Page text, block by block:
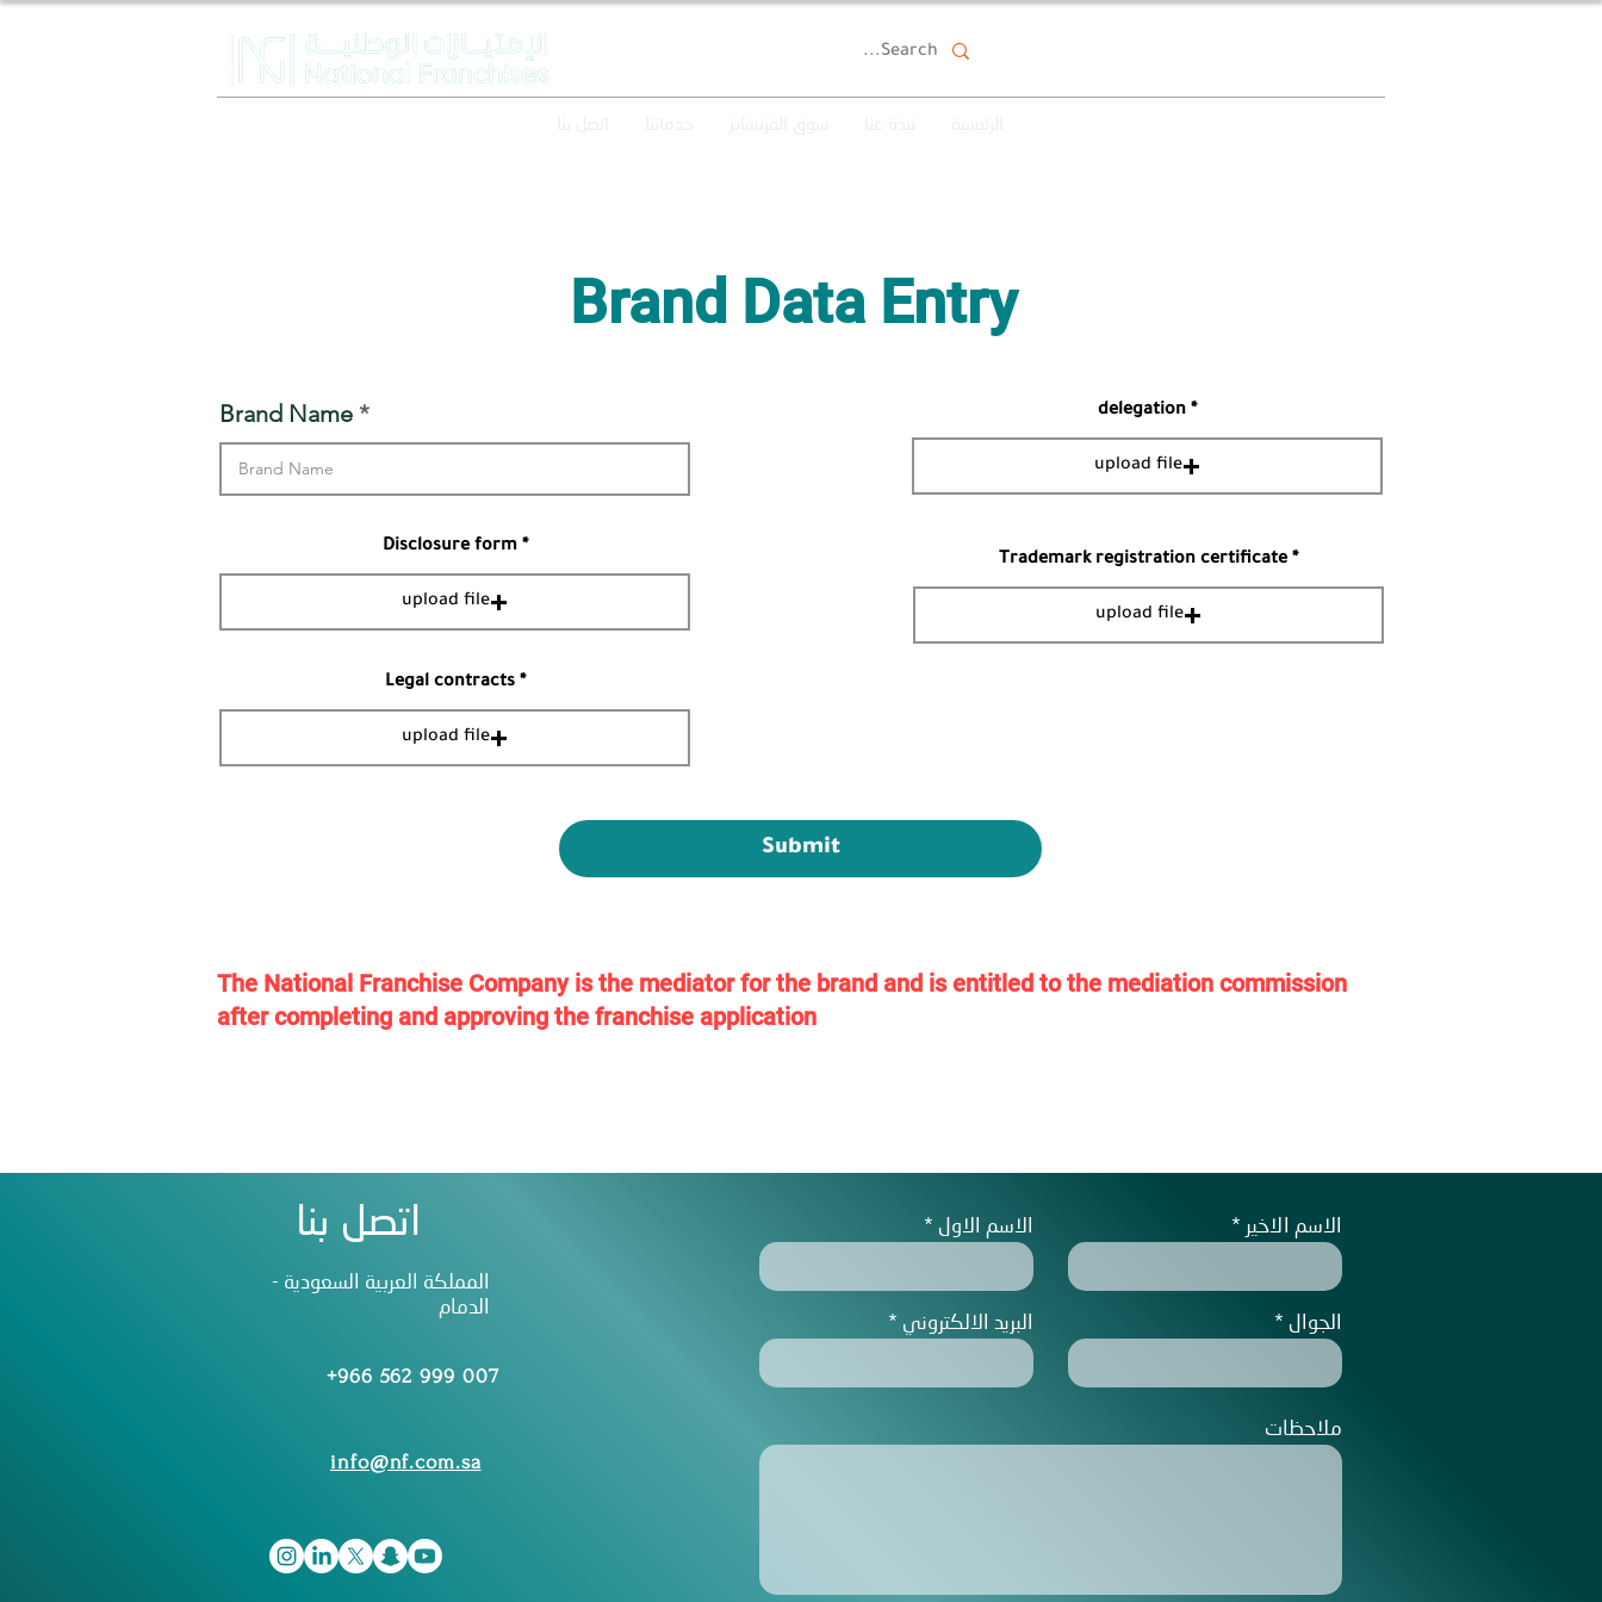
Brand Data Entry
Brand Name delegation
upload file
Disclosure form
upload file
Legal contracts
upload file
Trademark registration certificate
upload file
Submit
The National Franchise Company is the mediator for the brand and is entitled to the mediation commission
after completing and approving the franchise application
اتصل بنا
المملكة العربية السعودية -
الدمام
+966 562 999 007
info@nf.com.sa
الاسم الاول
البريد الالكتروني
الاسم الاخير
الجوال
ملاحظات